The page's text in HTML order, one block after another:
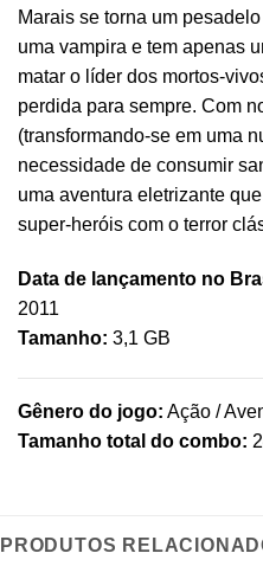
Marais se torna um
uma vampira e tem apenas
matar o líder dos mortos-
perdida para sempre. Com
(transformando-se em uma
necessidade de consumir
uma aventura eletrizante
super-heróis com o terror
Data de lançamento no
2011
Tamanho: 3,1 GB
Gênero do jogo: Ação /
Tamanho total do combo:
PRODUTOS